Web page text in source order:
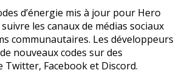
d’énergie mis à jour pour Hero
les canaux de médias sociaux
communautaires. Les développeurs
nouveaux codes sur des
Twitter, Facebook et Discord.